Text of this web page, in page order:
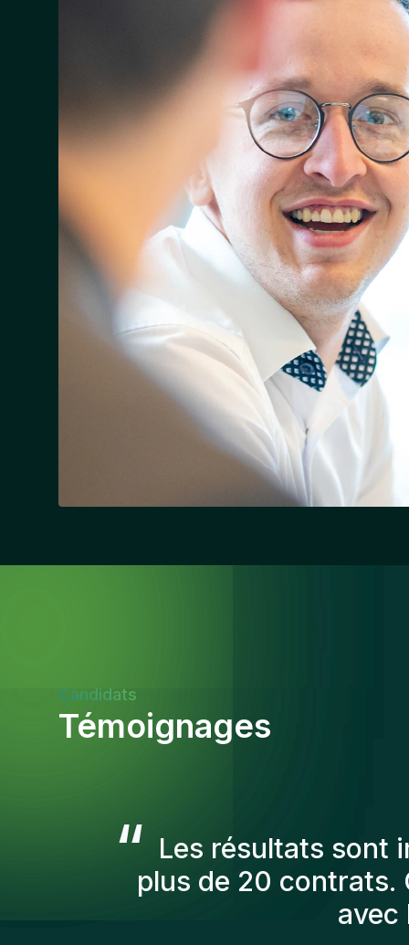
Candidats
Témoignages
“
Les consultants
afin de nous
recruté sont